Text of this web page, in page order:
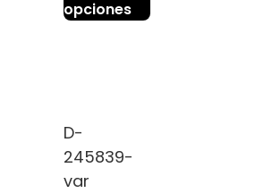
opciones
D-
245839-
var